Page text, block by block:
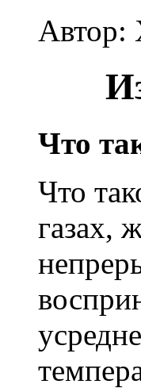
Автор:
Что
Что
газах,